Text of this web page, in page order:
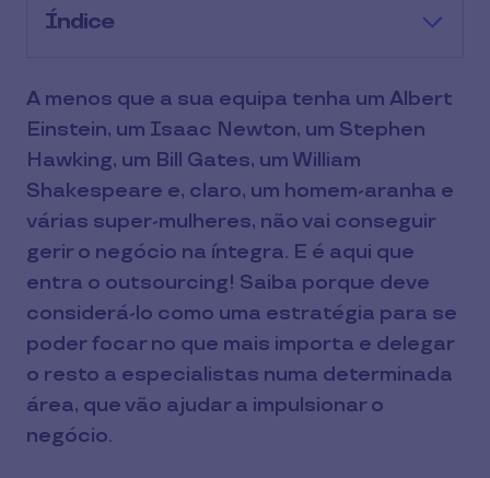
Índice
A menos que a sua equipa tenha um Albert
Einstein, um Isaac Newton, um Stephen
Hawking, um Bill Gates, um William
Shakespeare e, claro, um homem-aranha e
várias super-mulheres, não vai conseguir
gerir o negócio na íntegra. E é aqui que
entra o outsourcing! Saiba porque deve
considerá-lo como uma estratégia para se
poder focar no que mais importa e delegar
o resto a especialistas numa determinada
área, que vão ajudar a impulsionar o
negócio.